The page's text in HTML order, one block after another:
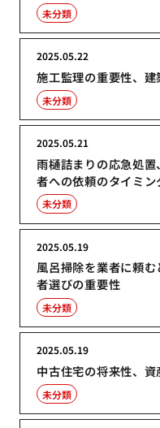
未分類
施工監理の重要性、
2025.05.22
未分類
雨樋詰まりの応急処
者への依頼のタイミン
2025.05.21
未分類
風呂掃除を業者に頼
者選びの重要性
2025.05.19
未分類
中古住宅の将来性、
2025.05.19
未分類